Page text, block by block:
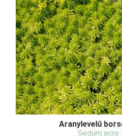
Aranylevelű
Sedum acre